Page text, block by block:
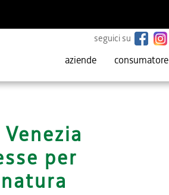
seguici su
aziende consumatore
per